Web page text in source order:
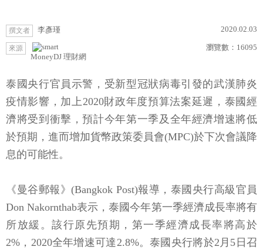
撰文者 李彥瑾 2020.02.03
來源
MoneyDJ 理財網
瀏覽數： 16095
泰國央行官員示警，受新型冠狀病毒引發的武漢肺炎
疫情影響，加上2020財政年度預算法案延遲，泰國經
濟將受到衝擊，預計今年第一季及全年經濟增速將低
於預期，進而增加貨幣政策委員會(MPC)於下次會議降
息的可能性。
《曼谷郵報》(Bangkok Post)報導，泰國央行高級官員
Don Nakornthab表示，泰國今年第一季經濟成長率將有
所放緩。該行原先預期，第一季經濟成長率將高於
2%，2020全年增速可達2.8%。泰國央行將於2月5日召